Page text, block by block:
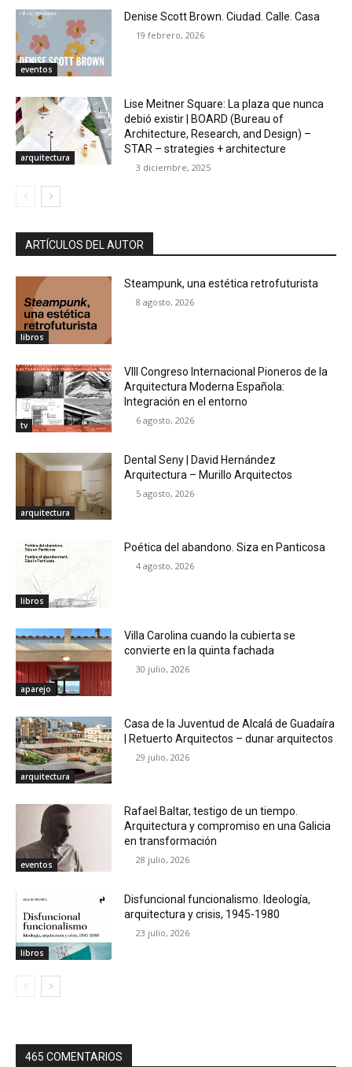
eventos
Denise Scott Brown. Ciudad. Calle. Casa
19 febrero, 2026
arquitectura
Lise Meitner Square: La plaza que nunca
debió existir | BOARD (Bureau of
Architecture, Research, and Design) –
STAR – strategies + architecture
3 diciembre, 2025
ARTÍCULOS DEL AUTOR
libros
Steampunk, una estética retrofuturista
8 agosto, 2026
tv
VIII Congreso Internacional Pioneros de la
Arquitectura Moderna Española:
Integración en el entorno
6 agosto, 2026
arquitectura
Dental Seny | David Hernández
Arquitectura – Murillo Arquitectos
5 agosto, 2026
libros
Poética del abandono. Siza en Panticosa
4 agosto, 2026
aparejo
Villa Carolina cuando la cubierta se
convierte en la quinta fachada
30 julio, 2026
arquitectura
Casa de la Juventud de Alcalá de Guadaíra
| Retuerto Arquitectos – dunar arquitectos
29 julio, 2026
eventos
Rafael Baltar, testigo de un tiempo.
Arquitectura y compromiso en una Galicia
en transformación
28 julio, 2026
libros
Disfuncional funcionalismo. Ideología,
arquitectura y crisis, 1945-1980
23 julio, 2026
465 COMENTARIOS